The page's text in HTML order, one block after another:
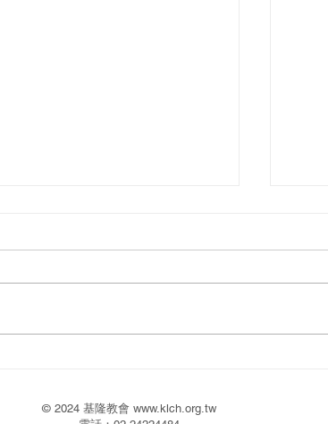
2026.07.26
© 2024 基隆教會 www.klch.org.tw